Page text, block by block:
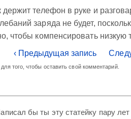
телефон в руке и
заряда не будет,
чтобы компенсировать низкую
‹ Предыдущая запись
для того, чтобы оставить свой комментарий.
бы ты эту статейку пару